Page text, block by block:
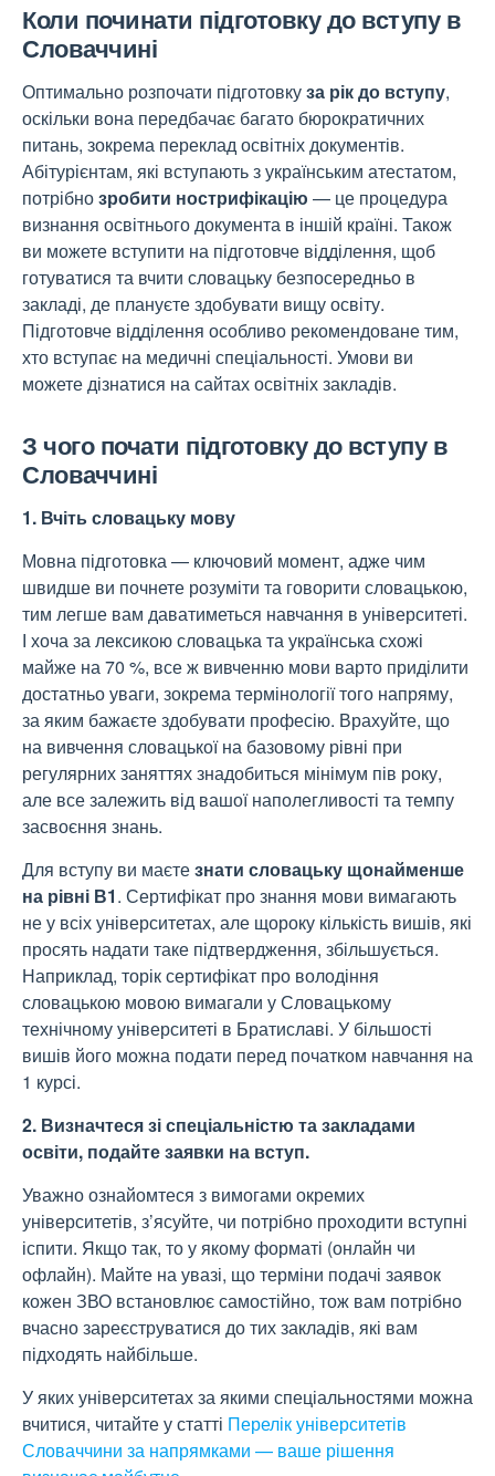
Коли починати підготовку до вступу в
Словаччині
Оптимально розпочати підготовкуза рік до вступу,
оскільки вона передбачає багато бюрократичних
питань, зокрема переклад освітніх документів.
Абітурієнтам, які вступають з українським атестатом,
потрібнозробити нострифікацію — це процедура
визнання освітнього документа в іншій країні. Також
ви можете вступити на підготовче відділення, щоб
готуватися та вчити словацьку безпосередньо в
закладі, де плануєте здобувати вищу освіту.
Підготовче відділення особливо рекомендоване тим,
хто вступає на медичні спеціальності. Умови ви
можете дізнатися на сайтах освітніх закладів.
З чого почати підготовку до вступу в
Словаччині
1. Вчіть словацьку мову
Мовна підготовка — ключовий момент, адже чим
швидше ви почнете розуміти та говорити словацькою,
тим легше вам даватиметься навчання в університеті.
І хоча за лексикою словацька та українська схожі
майже на 70 %, все ж вивченню мови варто приділити
достатньо уваги, зокрема термінології того напряму,
за яким бажаєте здобувати професію. Врахуйте, що
на вивчення словацької на базовому рівні при
регулярних заняттях знадобиться мінімум пів року,
але все залежить від вашої наполегливості та темпу
засвоєння знань.
Для вступу ви маєтезнати словацьку щонайменше
на рівні В1. Сертифікат про знання мови вимагають
не у всіх університетах, але щороку кількість вишів, які
просять надати таке підтвердження, збільшується.
Наприклад, торік сертифікат про володіння
словацькою мовою вимагали у Словацькому
технічному університеті в Братиславі. У більшості
вишів його можна подати перед початком навчання на
1 курсі.
2. Визначтеся зі спеціальністю та закладами
освіти, подайте заявки на вступ.
Уважно ознайомтеся з вимогами окремих
університетів, з’ясуйте, чи потрібно проходити вступні
іспити. Якщо так, то у якому форматі (онлайн чи
офлайн). Майте на увазі, що терміни подачі заявок
кожен ЗВО встановлює самостійно, тож вам потрібно
вчасно зареєструватися до тих закладів, які вам
підходять найбільше.
У яких університетах за якими спеціальностями можна
вчитися, читайте у статті Перелік університетів
Словаччини за напрямками — ваше рішення